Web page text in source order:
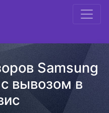
Samsung
вывозом в